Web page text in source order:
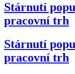
Stárnutí
pracovní trh
Stárnutí
pracovní trh